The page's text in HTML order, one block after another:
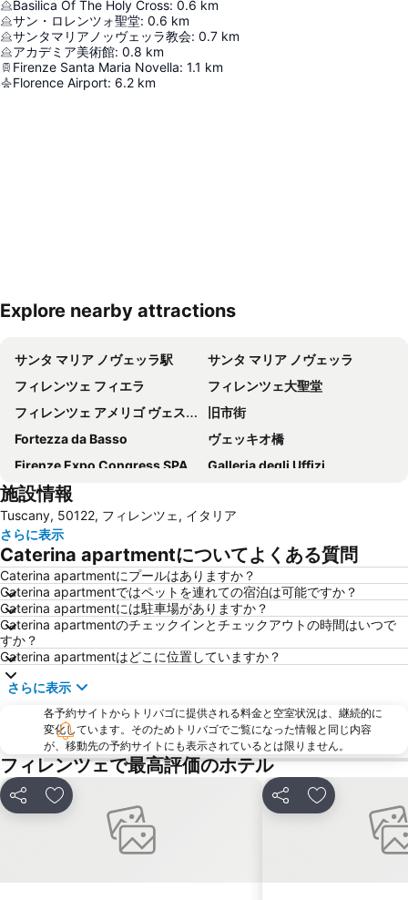
Basilica Of The Holy Cross: 0.6 km
サン・ロレンツォ聖堂: 0.6 km
サンタマリアノッヴェッラ教会: 0.7 km
アカデミア美術館: 0.8 km
Firenze Santa Maria Novella: 1.1 km
Florence Airport: 6.2 km
Explore nearby attractions
サンタ マリア ノヴェッラ駅
サンタ マリア ノヴェッラ
フィレンツェ フィエラ
フィレンツェ大聖堂
フィレンツェ アメリゴ ヴェスプッチ空港
旧市街
Fortezza da Basso
ヴェッキオ橋
Firenze Expo Congress SPA
Galleria degli Uffizi
アカデミア美術館
ジョットの鐘楼
Mercato di San Lorenzo
San Lorenzo Market
(ピエンツァ)フィレンツェ歴史地区
ダビデ像 (ミケランジェロ)
Brunelleschi
サンタ・クローチェ教会
Basilica of St Lawrence
Firenze Festival
Officina Profumo Farmaceutica di Santa Maria Novella
The Westin Excelsior
Il Prato
Siena Railway Station
Palazzo Strozzi
カンポ ディ マルテ
Soffiano
Peretola
Antella
Teatro Manzoni
Staggia Senese
施設情報
Tuscany, 50122, フィレンツェ, イタリア
さらに表示
Caterina apartmentについてよくある質問
Caterina apartmentにプールはありますか？
Caterina apartmentではペットを連れての宿泊は可能ですか？
Caterina apartmentには駐車場がありますか？
Caterina apartmentのチェックインとチェックアウトの時間はいつで
すか？
Caterina apartmentはどこに位置していますか？
さらに表示
各予約サイトからトリバゴに提供される料金と空室状況は、継続的に
変化しています。そのためトリバゴでご覧になった情報と同じ内容
が、移動先の予約サイトにも表示されているとは限りません。
フィレンツェで最高評価のホテル
シェア お気に入りに追加 シェア お気に入りに